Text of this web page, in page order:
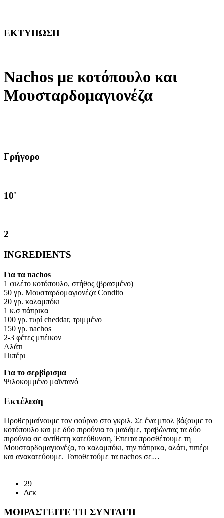
ΕΚΤΥΠΩΣΗ
Nachos με κοτόπουλο και
Μουσταρδομαγιονέζα
Γρήγορο
10'
2
INGREDIENTS
Για τα nachos
1 φιλέτο κοτόπουλο, στήθος (βρασμένο)
50 γρ. Μουσταρδομαγιονέζα Condito
20 γρ. καλαμπόκι
1 κ.σ πάπρικα
100 γρ. τυρί cheddar, τριμμένο
150 γρ. nachos
2-3 φέτες μπέικον
Αλάτι
Πιπέρι
Για το σερβίρισμα
Ψιλοκομμένο μαϊντανό
Εκτέλεση
Προθερμαίνουμε τον φούρνο στο γκριλ. Σε ένα μπολ βάζουμε το
κοτόπουλο και με δύο πιρούνια το μαδάμε, τραβώντας τα δύο
πιρούνια σε αντίθετη κατεύθυνση. Έπειτα προσθέτουμε τη
Μουσταρδομαγιονέζα, το καλαμπόκι, την πάπρικα, αλάτι, πιπέρι
και ανακατεύουμε. Τοποθετούμε τα nachos σε…
29
Δεκ
ΜΟΙΡΑΣΤΕΙΤΕ ΤΗ ΣΥΝΤΑΓΗ